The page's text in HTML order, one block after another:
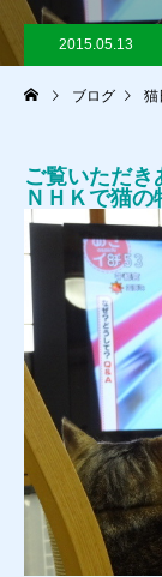
2015.05.13
ブログ 猫
ご覧いただき
ＮＨＫで猫